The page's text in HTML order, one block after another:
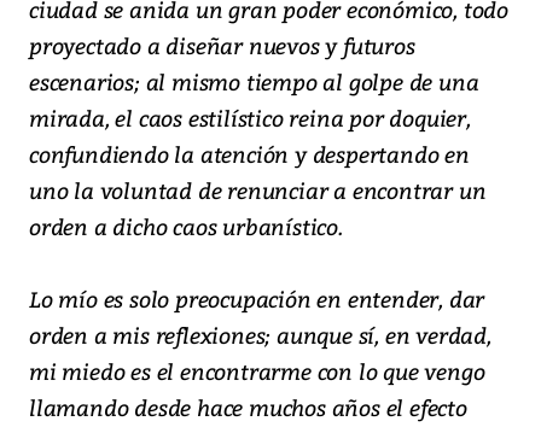
ciudad se anida un gran poder económico, todo
proyectado a diseñar nuevos y futuros
escenarios; al mismo tiempo al golpe de una
mirada, el caos estilístico reina por doquier,
confundiendo la atención y despertando en
uno la voluntad de renunciar a encontrar un
orden a dicho caos urbanístico.
Lo mío es solo preocupación en entender, dar
orden a mis reflexiones; aunque sí, en verdad,
mi miedo es el encontrarme con lo que vengo
llamando desde hace muchos años el efecto